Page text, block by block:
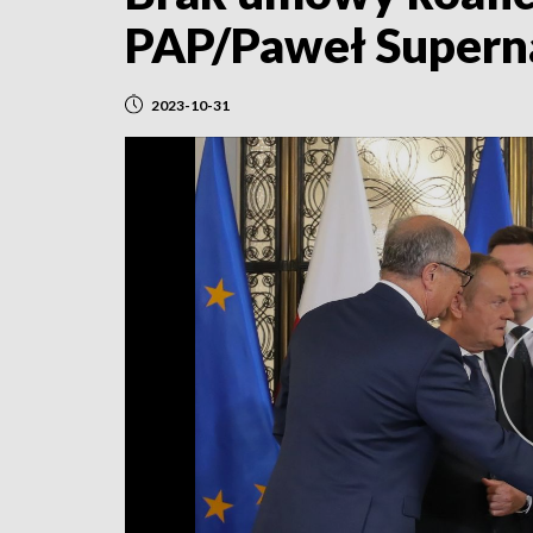
PAP/Paweł
2023-10-31